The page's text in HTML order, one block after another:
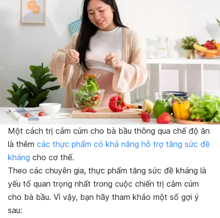
Một cách trị cảm cúm cho bà bầu thông qua chế độ ăn
là thêm các thực phẩm có khả năng hỗ trợ tăng sức đề
kháng cho cơ thế.
Theo các chuyên gia, thực phẩm tăng sức đề kháng là
yếu tố quan trọng nhất trong cuộc chiến trị cảm cúm
cho bà bầu. Vì vậy, bạn hãy tham khảo một số gợi ý
sau: